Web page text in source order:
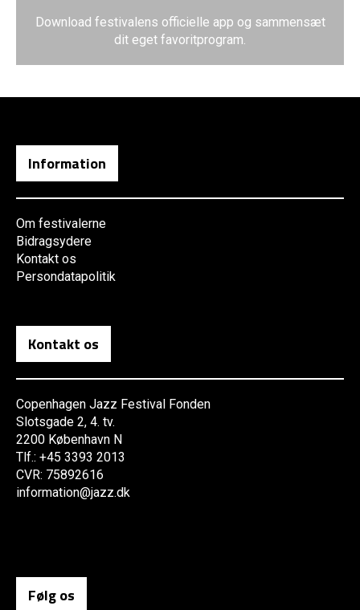
Download festivalens officielle app og sammensæt
dit eget favoritprogram.
Information
Om festivalerne
Bidragsydere
Kontakt os
Persondatapolitik
Kontakt os
Copenhagen Jazz Festival Fonden
Slotsgade 2, 4. tv.
2200 København N
Tlf.: +45 3393 2013
CVR: 75892616
information@jazz.dk
Følg os